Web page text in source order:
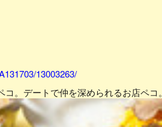
13003263/
。デートで仲を深められるお店ペコ。